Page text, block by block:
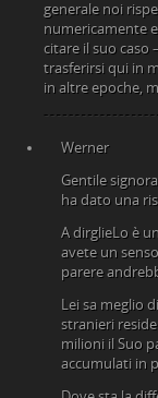
generale noi
numericamente
citare il suo caso
trasferirsi qui in
in altre epoche,
Werner
Gentile
ha dato una
A dirglieLo è
avete un
parere
Lei sa meglio
stranieri
milioni il Suo
accumulati in